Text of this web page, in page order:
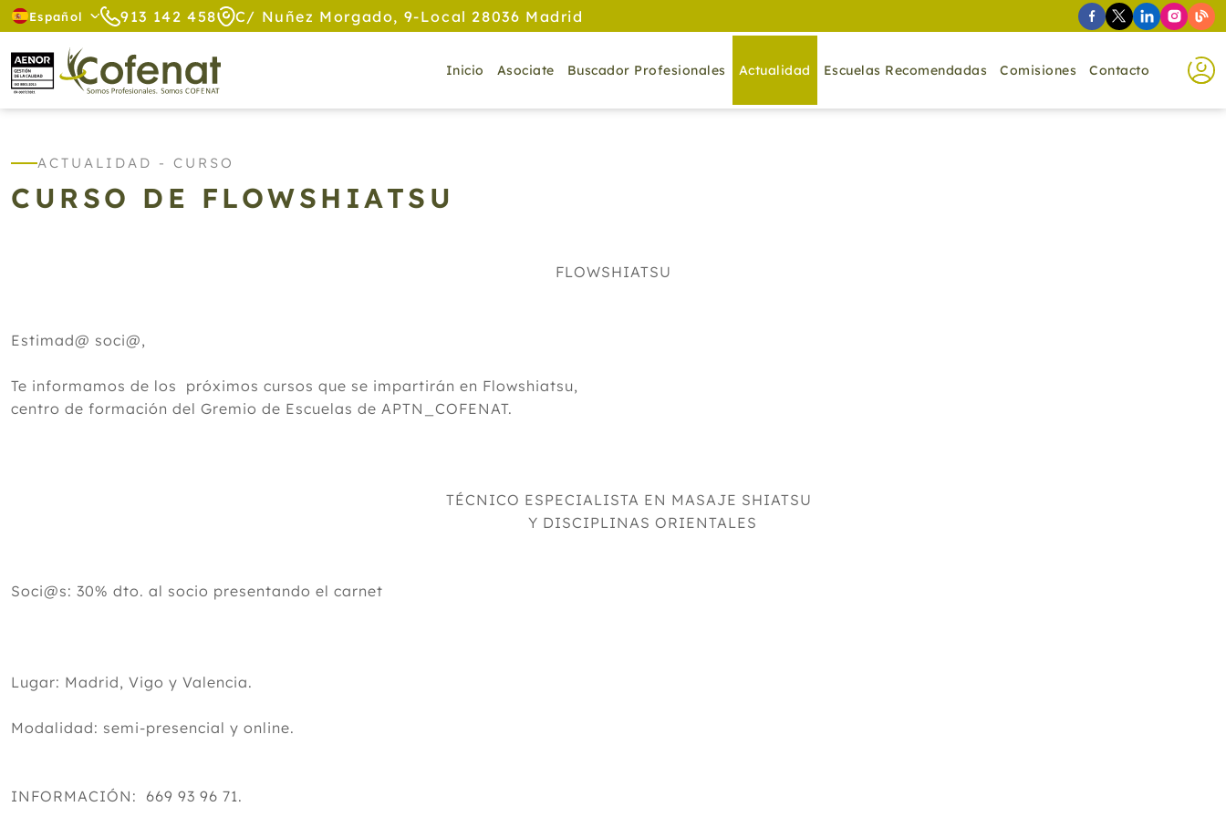
Español 913 142 458 C/ Nuñez Morgado, 9-Local 28036 Madrid
Inicio Asociate Buscador Profesionales Actualidad Escuelas Recomendadas Comisiones Contacto
ACTUALIDAD - CURSO
CURSO DE FLOWSHIATSU
FLOWSHIATSU
Estimad@ soci@,
Te informamos de los próximos cursos que se impartirán en Flowshiatsu,
centro de formación del Gremio de Escuelas de APTN_COFENAT.
TÉCNICO ESPECIALISTA EN MASAJE SHIATSU
Y DISCIPLINAS ORIENTALES
Soci@s: 30% dto. al socio presentando el carnet
Lugar: Madrid, Vigo y Valencia.
Modalidad: semi-presencial y online.
INFORMACIÓN: 669 93 96 71.